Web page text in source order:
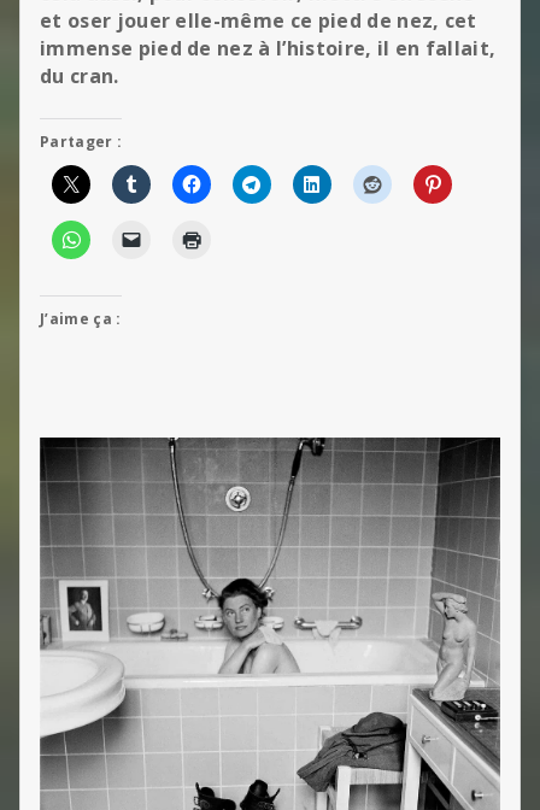
et oser jouer elle-même ce pied de nez, cet
immense pied de nez à l’histoire, il en fallait,
du cran.
Partager :
J’aime ça :